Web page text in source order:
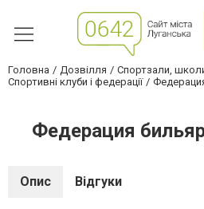
Головна Дозвілля
Спортзали,
Спортивні клуби і федерації
Федерация
Опис Відгуки